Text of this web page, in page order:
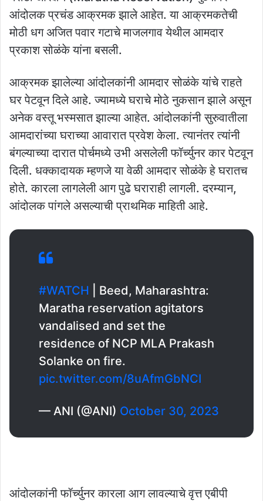
आंदोलक प्रचंड आक्रमक झाले आहेत. या आक्रमकतेची
मोठी धग अजित पवार गटाचे माजलगाव येथील आमदार
प्रकाश सोळंके यांना बसली.
आक्रमक झालेल्या आंदोलकांनी आमदार सोळंके यांचे राहते
घर पेटवून दिले आहे. ज्यामध्ये घराचे मोठे नुकसान झाले असून
अनेक वस्तू भस्मसात झाल्या आहेत. आंदोलकांनी सुरुवातीला
आमदारांच्या घराच्या आवारात प्रवेश केला. त्यानंतर त्यांनी
बंगल्याच्या दारात पोर्चमध्ये उभी असलेली फॉर्च्युनर कार पेटवून
दिली. धक्कादायक म्हणजे या वेळी आमदार सोळंके हे घरातच
होते. कारला लागलेली आग पुढे घराराही लागली. दरम्यान,
आंदोलक पांगले असल्याची प्राथमिक माहिती आहे.
#WATCH | Beed, Maharashtra:
Maratha reservation agitators
vandalised and set the
residence of NCP MLA Prakash
Solanke on fire.
pic.twitter.com/8uAfmGbNCI
— ANI (@ANI) October 30, 2023
आंदोलकांनी फॉर्च्युनर कारला आग लावल्याचे वृत्त एबीपी